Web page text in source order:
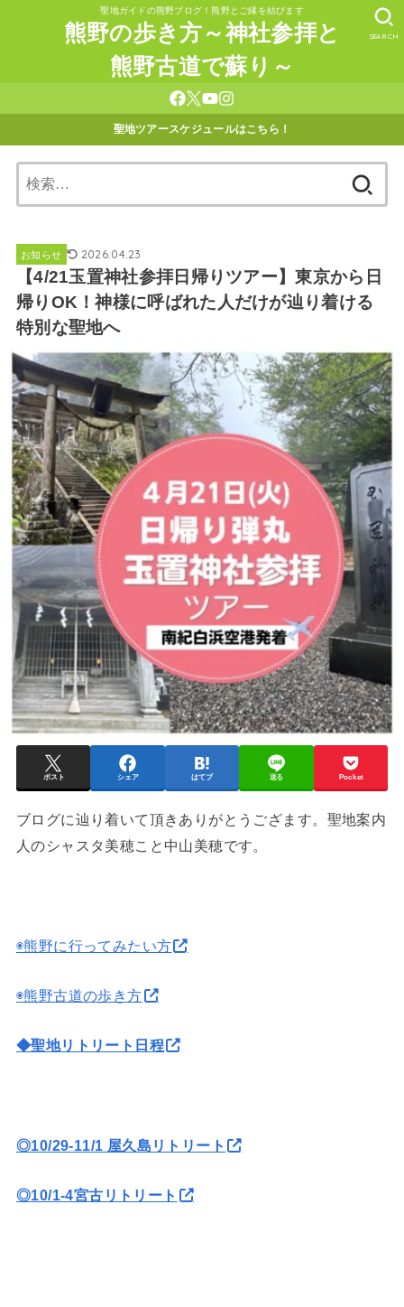
聖地ガイドの熊野ブログ！熊野とご縁を結びます
熊野の歩き方～神社参拝と
熊野古道で蘇り～
SEARCH
聖地ツアースケジュールはこちら！
索:
お知らせ 2026.04.23
【4/21玉置神社参拝日帰りツアー】東京から日
帰りOK！神様に呼ばれた人だけが辿り着ける
特別な聖地へ
ポスト シェア はてブ 送る Pocket
ブログに辿り着いて頂きありがとうござます。聖地案内
人のシャスタ美穂こと中山美穂です。
◉熊野に行ってみたい方
◉熊野古道の歩き方
◆聖地リトリート日程
◎10/29-11/1 屋久島リトリート
◎10/1-4宮古リトリート